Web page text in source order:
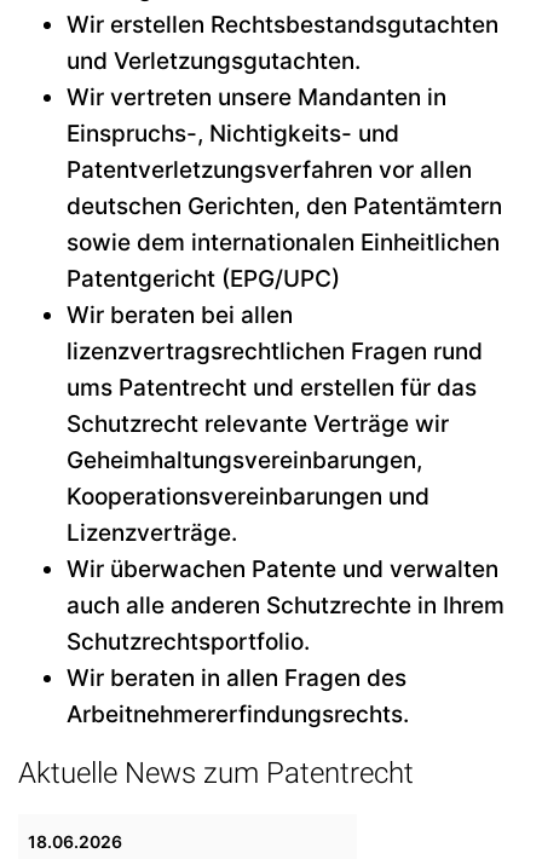
Wir erstellen Rechtsbestandsgutachten
und Verletzungsgutachten.
Wir vertreten unsere Mandanten in
Einspruchs-, Nichtigkeits- und
Patentverletzungsverfahren vor allen
deutschen Gerichten, den Patentämtern
sowie dem internationalen Einheitlichen
Patentgericht (EPG/UPC)
Wir beraten bei allen
lizenzvertragsrechtlichen Fragen rund
ums Patentrecht und erstellen für das
Schutzrecht relevante Verträge wir
Geheimhaltungsvereinbarungen,
Kooperationsvereinbarungen und
Lizenzverträge.
Wir überwachen Patente und verwalten
auch alle anderen Schutzrechte in Ihrem
Schutzrechtsportfolio.
Wir beraten in allen Fragen des
Arbeitnehmererfindungsrechts.
Aktuelle News zum Patentrecht
18.06.2026